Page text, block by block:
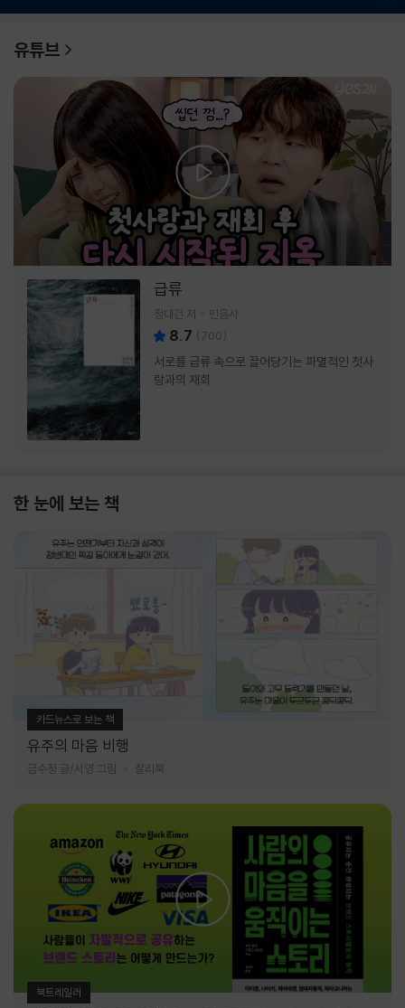
유튜브
급류
정대건 저 민음사
8.7 (700)
서로를 급류 속으로 끌어당기는 파멸적인 첫사
랑과의 재회
한 눈에 보는 책
카드뉴스로 보는 책
유주의 마음 비행
금수정 글/서영 그림 찰리북
북트레일러